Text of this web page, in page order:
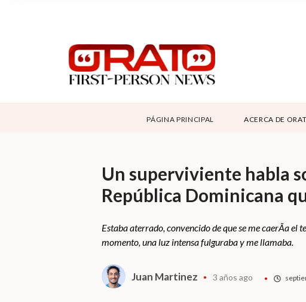
SUPPORT
CONTÁCTANOS
PÁGINA PRINCIPAL ACERCA DE
Un superviviente habla
República Dominicana
Estaba aterrado, convencido de que se me caerÃ­a
momento, una luz intensa fulguraba y me llamaba.
Juan Martinez 3 años ago